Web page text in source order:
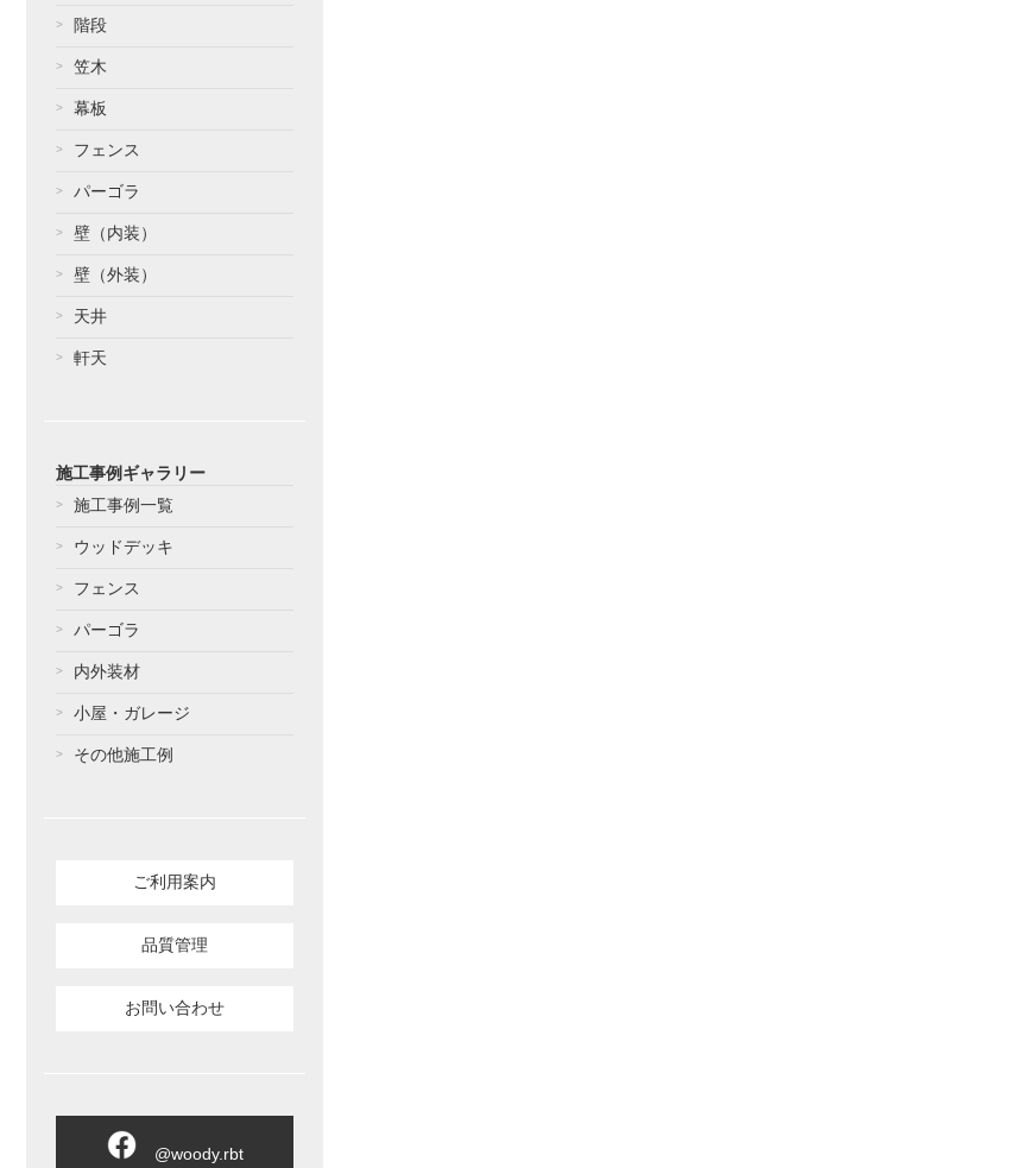
階段
笠木
幕板
フェンス
パーゴラ
壁（内装）
壁（外装）
天井
軒天
施工事例ギャラリー
施工事例一覧
ウッドデッキ
フェンス
パーゴラ
内外装材
小屋・ガレージ
その他施工例
ご利用案内
品質管理
お問い合わせ
@woody.rbt